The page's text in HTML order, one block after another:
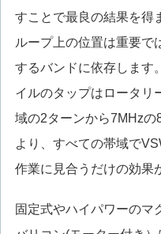
すことで最良の結果を得
ループ上の位置は重要で
するバンドに依存します
イルのタップはロータリ
域の2ターンから7MHzの
より、すべての帯域で
作業に見合うだけの効果
固定式やハイパワーのマ